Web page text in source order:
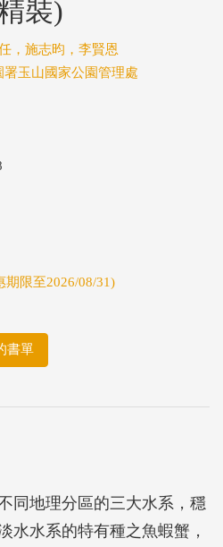
裝)
，施志昀，李賢恩
署玉山國家公園管理處
期限至2026/08/31)
書單
同地理分區的三大水系，穩
水水系的特有種之魚蝦蟹，